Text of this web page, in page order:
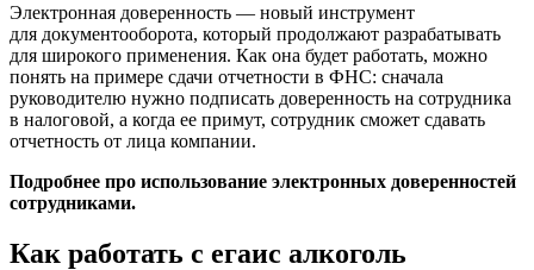
Электронная доверенность — новый инструмент
для документооборота, который продолжают разрабатывать
для широкого применения. Как она будет работать, можно
понять на примере сдачи отчетности в ФНС: сначала
руководителю нужно подписать доверенность на сотрудника
в налоговой, а когда ее примут, сотрудник сможет сдавать
отчетность от лица компании.
Подробнее про использование электронных доверенностей
сотрудниками.
Как работать с егаис алкоголь